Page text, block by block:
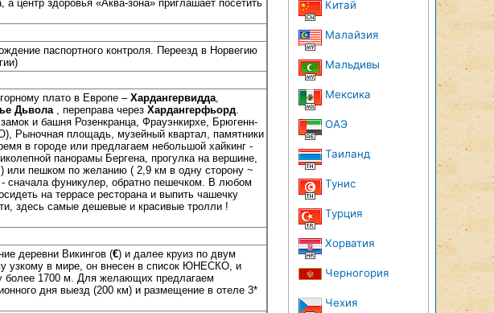
центр здоровья «Аква-зона» приглашает посетить
паспортного контроля. Переезд в Норвегию
плато в Европе – Хардангервидда,
Дьвола, переправа через Хардангерфьорд.
и башня Розенкранца, Фрауэнкирхе, Брюгенн-
Рыночная площадь, музейный квартал, памятники
в городе или предлагаем небольшой хайкинг -
панорамы Бергена, прогулка на вершине,
или пешком по желанию ( 2,9 км в одну сторону ~
сначала фуникулер, обратно пешечком. В любом
на террасе ресторана и выпить чашечку
здесь самые дешевые и красивые тролли !
деревни Викингов (€) и далее круиз по двум
узкому в мире, он внесен в список ЮНЕСКО, и
более 1700 м. Для желающих предлагаем
дня выезд (200 км) и размещение в отеле 3*
Китай
Малайзия
Мальдивы
Мексика
ОАЭ
Таиланд
Тунис
Турция
Хорватия
Черногория
Чехия